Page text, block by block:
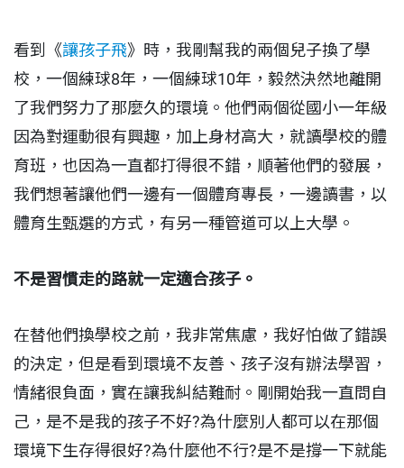
看到《讓孩子飛》時，我剛幫我的兩個兒子換了學
校，一個練球8年，一個練球10年，毅然決然地離開
了我們努力了那麼久的環境。他們兩個從國小一年級
因為對運動很有興趣，加上身材高大，就讀學校的體
育班，也因為一直都打得很不錯，順著他們的發展，
我們想著讓他們一邊有一個體育專長，一邊讀書，以
體育生甄選的方式，有另一種管道可以上大學。
不是習慣走的路就一定適合孩子。
在替他們換學校之前，我非常焦慮，我好怕做了錯誤
的決定，但是看到環境不友善、孩子沒有辦法學習，
情緒很負面，實在讓我糾結難耐。剛開始我一直問自
己，是不是我的孩子不好?為什麼別人都可以在那個
環境下生存得很好?為什麼他不行?是不是撐一下就能